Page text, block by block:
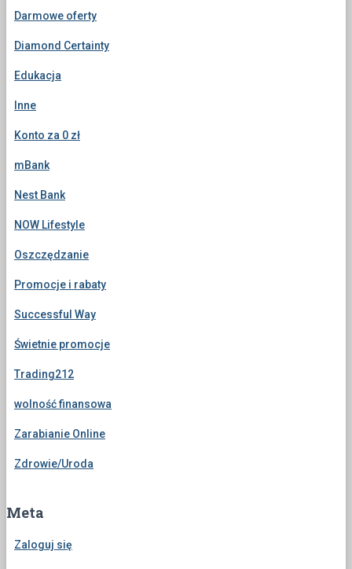
Darmowe oferty
Diamond Certainty
Edukacja
Inne
Konto za 0 zł
mBank
Nest Bank
NOW Lifestyle
Oszczędzanie
Promocje i rabaty
Successful Way
Świetnie promocje
Trading212
wolność finansowa
Zarabianie Online
Zdrowie/Uroda
Meta
Zaloguj się